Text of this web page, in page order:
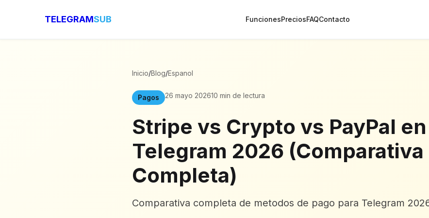
TELEGRAMSUB FuncionesPreciosFAQContacto
Inicio/Blog/Espanol
Pagos 26 mayo 202610 min de lectura
Stripe vs Crypto vs PayPal en
Telegram 2026 (Comparativa
Completa)
Comparativa completa de metodos de pago para Telegram